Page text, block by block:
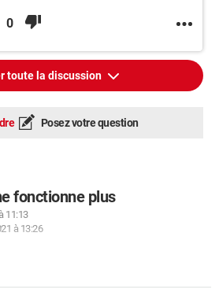
0
toute la discussion
Posez votre question
fonctionne plus
11:13
à 13:26